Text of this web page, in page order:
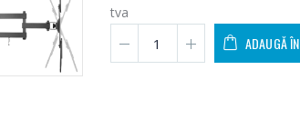
tva
ADAUGĂ